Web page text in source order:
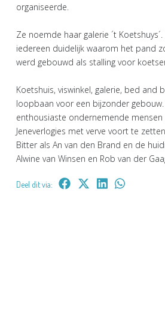
organiseerde.
Ze noemde haar galerie ´t
iedereen duidelijk waarom het pand
werd gebouwd als stalling voor
Koetshuis, viswinkel, galerie, bed and
loopbaan voor een bijzonder
enthousiaste ondernemende
Jeneverlogies met verve voort te
Bitter als An van den Brand en de
Alwine van Winsen en Rob van der
Deel dit via: